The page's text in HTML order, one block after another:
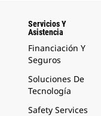
Servicios Y
Asistencia
Financiación Y
Seguros
Soluciones De
Tecnología
Safety Services